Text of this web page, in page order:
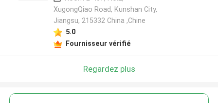
XugongQiao Road, Kunshan City,
Jiangsu, 215332 China ,Chine
5.0
Fournisseur vérifié
Regardez plus